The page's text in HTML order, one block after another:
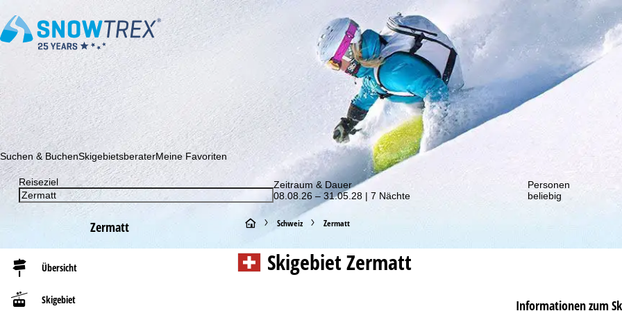
Abonnieren Sie unseren Newsletter und erfahren Sie als Erster von unseren Rabatt-Aktionen!
Suchen & BuchenSkigebietsberaterMeine Favoriten
Reiseziel
Zeitraum & Dauer
08.08.26 – 31.05.28 | 7 Nächte
Personen
beliebig
Zermatt
Übersicht
Skigebiet
S
t
Schweiz Zermatt
SkigebietZermatt
Informationen zum